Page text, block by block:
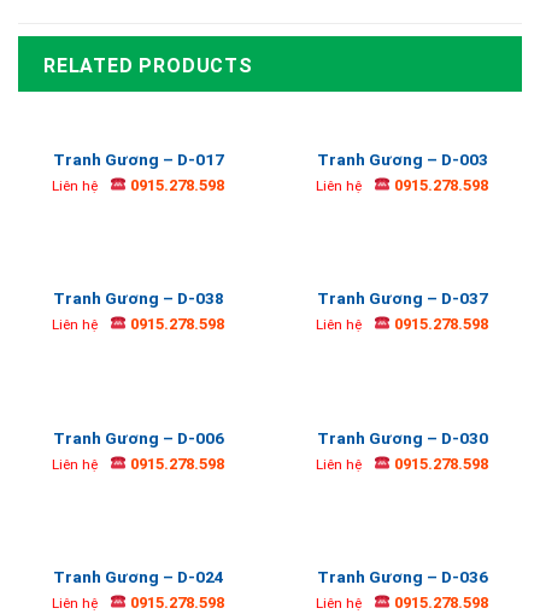
RELATED PRODUCTS
Tranh Gương – D-017
Liên hệ 0915.278.598
Tranh Gương – D-003
Liên hệ 0915.278.598
Tranh Gương – D-038
Liên hệ 0915.278.598
Tranh Gương – D-037
Liên hệ 0915.278.598
Tranh Gương – D-006
Liên hệ 0915.278.598
Tranh Gương – D-030
Liên hệ 0915.278.598
Tranh Gương – D-024
Liên hệ 0915.278.598
Tranh Gương – D-036
Liên hệ 0915.278.598